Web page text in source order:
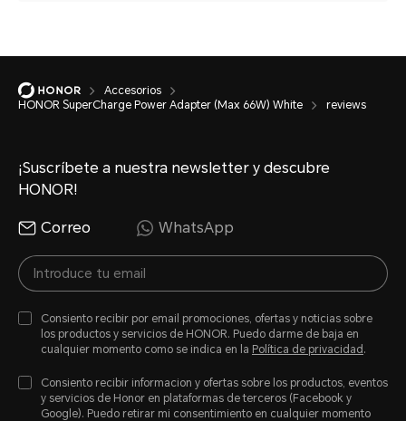
Accesorios
HONOR SuperCharge Power Adapter (Max 66W) White
reviews
¡Suscríbete a nuestra newsletter y descubre
HONOR!
Correo WhatsApp
Consiento recibir por email promociones, ofertas y noticias sobre
los productos y servicios de HONOR. Puedo darme de baja en
cualquier momento como se indica en la Política de privacidad .
Consiento recibir informacion y ofertas sobre los productos, eventos
y servicios de Honor en plataformas de terceros (Facebook y
Google). Puedo retirar mi consentimiento en cualquier momento